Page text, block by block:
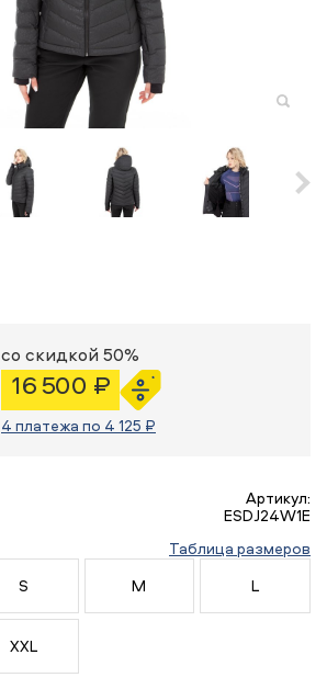
со скидкой 50%
16 500 ₽
4 платежа по 4 125 ₽
Артикул:
ESDJ24W1E
Таблица размеров
S M L
XXL